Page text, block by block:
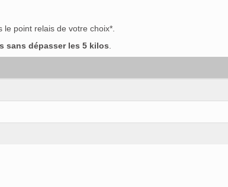
le point relais de votre choix*.
sans dépasser les 5 kilos